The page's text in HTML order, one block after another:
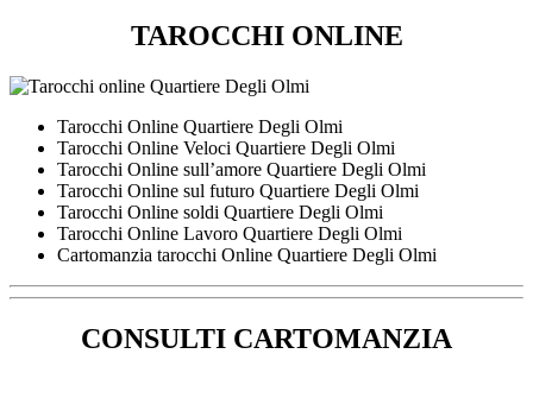
TAROCCHI ONLINE
Tarocchi Online Quartiere Degli Olmi
Tarocchi Online Veloci Quartiere Degli Olmi
Tarocchi Online sull’amore Quartiere Degli Olmi
Tarocchi Online sul futuro Quartiere Degli Olmi
Tarocchi Online soldi Quartiere Degli Olmi
Tarocchi Online Lavoro Quartiere Degli Olmi
Cartomanzia tarocchi Online Quartiere Degli Olmi
CONSULTI CARTOMANZIA